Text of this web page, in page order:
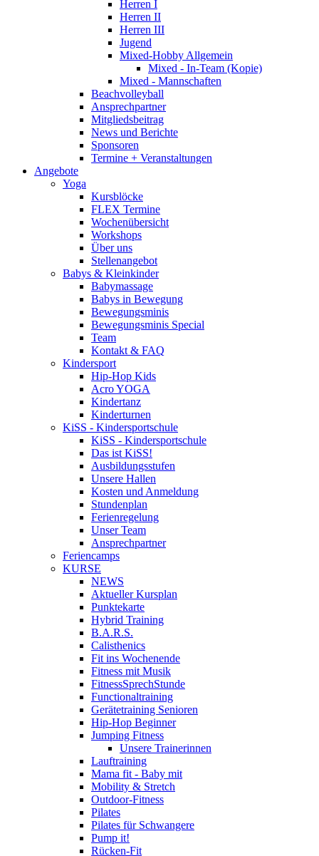
Herren I
Herren II
Herren III
Jugend
Mixed-Hobby Allgemein
Mixed - In-Team (Kopie)
Mixed - Mannschaften
Beachvolleyball
Ansprechpartner
Mitgliedsbeitrag
News und Berichte
Sponsoren
Termine + Veranstaltungen
Angebote
Yoga
Kursblöcke
FLEX Termine
Wochenübersicht
Workshops
Über uns
Stellenangebot
Babys & Kleinkinder
Babymassage
Babys in Bewegung
Bewegungsminis
Bewegungsminis Special
Team
Kontakt & FAQ
Kindersport
Hip-Hop Kids
Acro YOGA
Kindertanz
Kinderturnen
KiSS - Kindersportschule
KiSS - Kindersportschule
Das ist KiSS!
Ausbildungsstufen
Unsere Hallen
Kosten und Anmeldung
Stundenplan
Ferienregelung
Unser Team
Ansprechpartner
Feriencamps
KURSE
NEWS
Aktueller Kursplan
Punktekarte
Hybrid Training
B.A.R.S.
Calisthenics
Fit ins Wochenende
Fitness mit Musik
FitnessSprechStunde
Functionaltraining
Gerätetraining Senioren
Hip-Hop Beginner
Jumping Fitness
Unsere Trainerinnen
Lauftraining
Mama fit - Baby mit
Mobility & Stretch
Outdoor-Fitness
Pilates
Pilates für Schwangere
Pump it!
Rücken-Fit